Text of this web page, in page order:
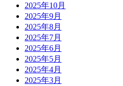
2025年10月
2025年9月
2025年8月
2025年7月
2025年6月
2025年5月
2025年4月
2025年3月